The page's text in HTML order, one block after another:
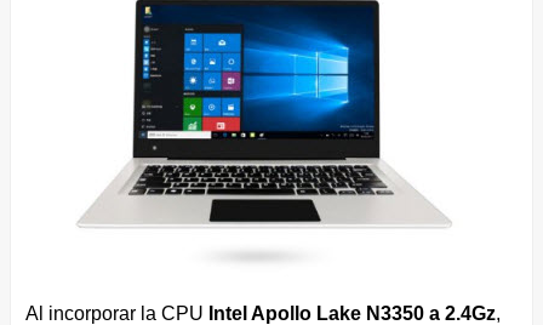
Al incorporar la CPU Intel Apollo Lake N3350 a 2.4Gz,